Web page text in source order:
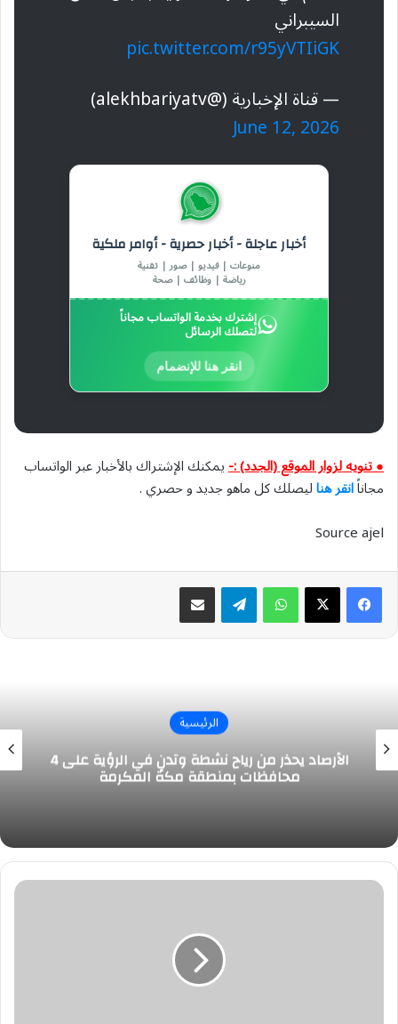
السيبراني
pic.twitter.com/r95yVTIiGK
— قناة الإخبارية (@alekhbariyatv)
June 12, 2026
أخبار عاجلة - أخبار حصرية - أوامر ملكية
منوعات | فيديو | صور | تقنية
رياضة | وظائف | صحة
إشترك بخدمة الواتساب مجاناً
لتصلك الرسائل
انقر هنا للإنضمام
● تنويه لزوار الموقع (الجدد) :-يمكنك الإشتراك بالأخبار عبر الواتساب
مجاناًانقر هناليصلك كل ماهو جديد و حصري .
Source ajel
واتسابتيلقرام مشاركة عبر البريد
الرئيسية
الأرصاد يحذر من رياح نشطة وتدنٍ في الرؤية على 4
محافظات بمنطقة مكة المكرمة
رئيس